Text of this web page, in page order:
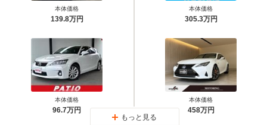
本体価格
139.8万円
本体価格
96.7万円
本体価格
305.3万円
本体価格
458万円
もっと見る